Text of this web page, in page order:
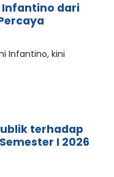
Infantino dari
Infantino, kini
terhadap
I 2026